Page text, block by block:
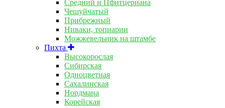
Средний и Пфитцериана
Чешуйчатый
Прибрежный
Ниваки, топиарии
Можжевельник на штамбе
Пихта
Высокорослая
Сибирская
Одноцветная
Сахалинская
Нордмана
Корейская